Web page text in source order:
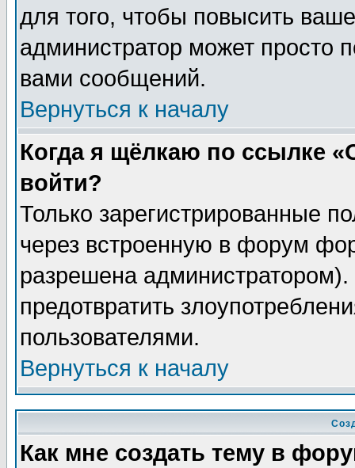
для того, чтобы повысить
администратор может просто
вами сообщений.
Вернуться к началу
Когда я щёлкаю по ссылке
войти?
Только зарегистрированные
через встроенную в форум
разрешена
предотвратить
пользователями.
Вернуться к началу
Как мне создать тему в